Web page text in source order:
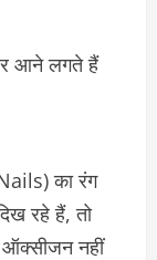
का रंग
रहे हैं, तो
ऑक्सीजन नहीं